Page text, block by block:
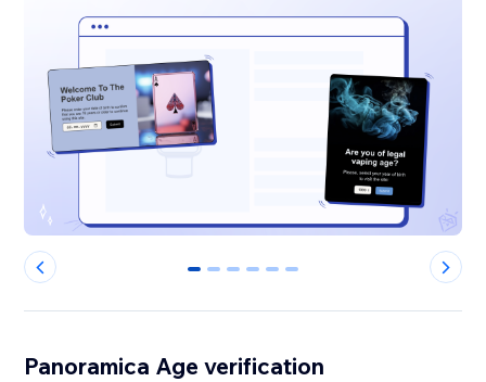
0 1 2 3 4 5
Panoramica Age verification